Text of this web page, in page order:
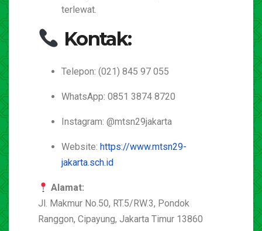
terlewat.
Kontak:
Telepon: (021) 845 97 055
WhatsApp: 0851 3874 8720
Instagram: @mtsn29jakarta
Website: https://www.mtsn29-
jakarta.sch.id
Alamat:
Jl. Makmur No.50, RT.5/RW.3, Pondok
Ranggon, Cipayung, Jakarta Timur 13860